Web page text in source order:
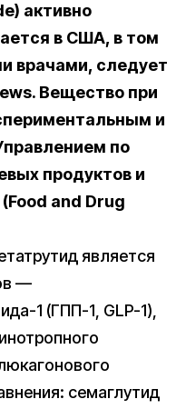
активно
в США, в том
врачами, следует
Вещество при
и
по
продуктов и
and Drug
является
—
1 (ГПП-1, GLP-1),
семаглутид